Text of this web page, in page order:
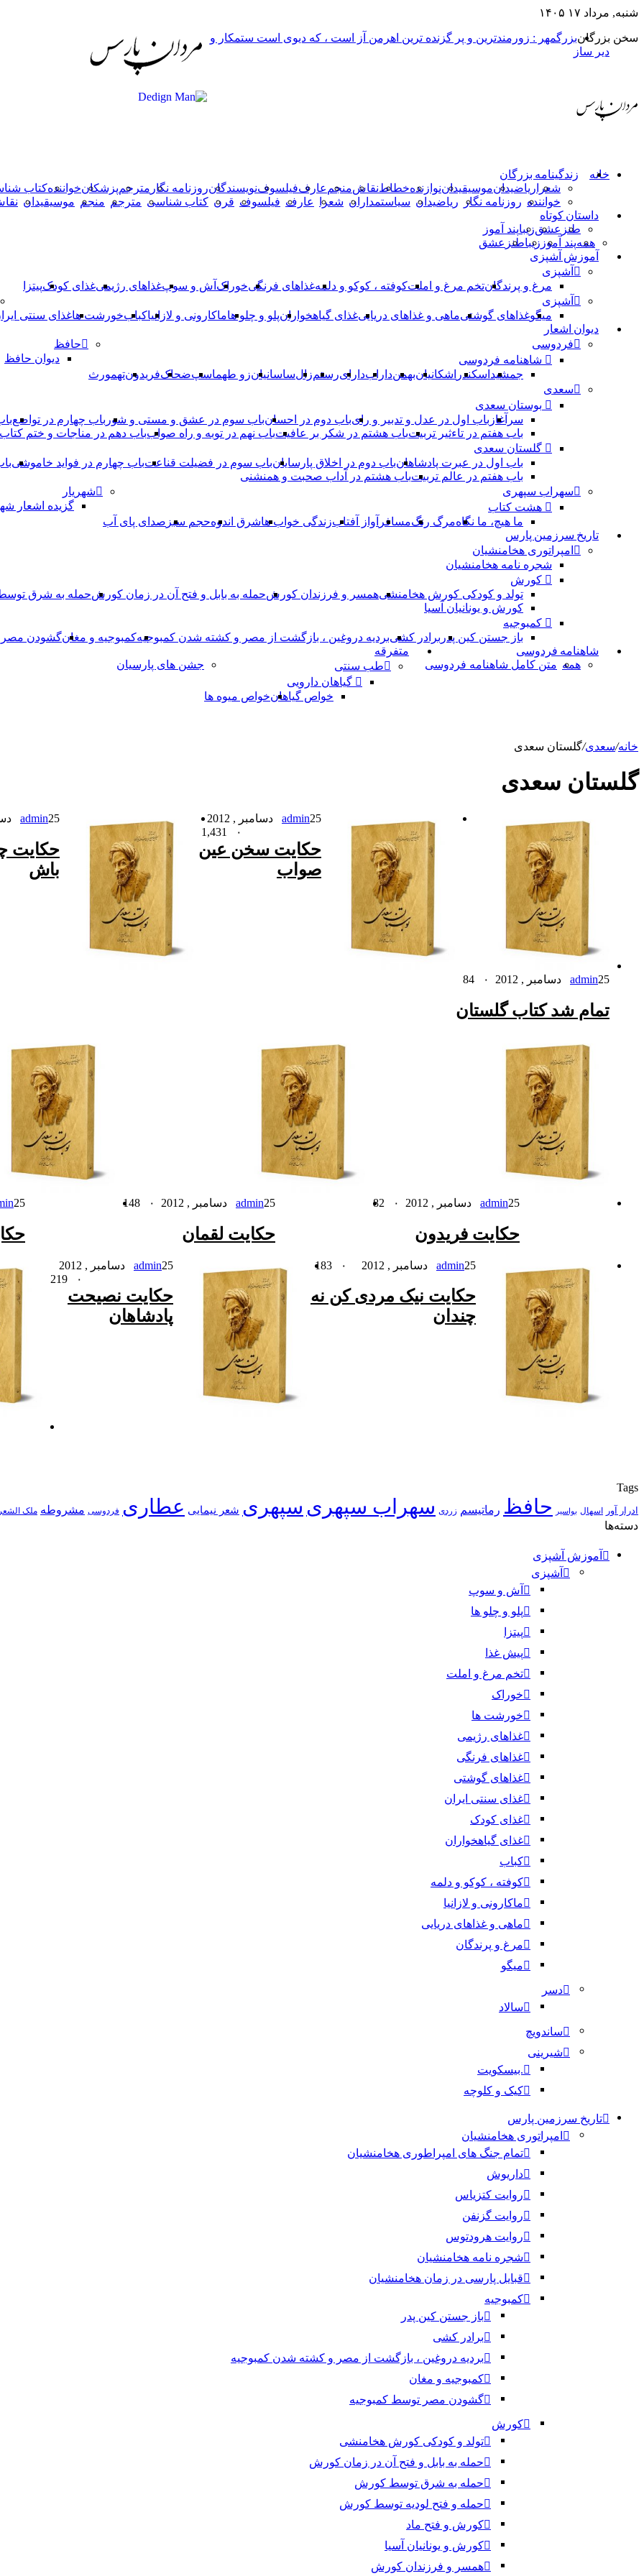
شنبه, مرداد ۱۷ ۱۴۰۵
سخن بزرگانبزرگمهر : زورمندترین و پر گزنده ترین اهرمن آز است ، که دیوی است ستمکار و
دیر ساز
خانه زندگینامه بزرگان
شعرا ریاضیدانموسیقیداننوازندهخطاطنقاشمنجم عارففیلسوفنویسندگانروزنامه نگار مترجمپزشکانخوانندهکتاب
خواننده روزنامه نگار ریاضیدان سیاستمداران شعرا عارف فیلسوف قرن کتاب شناسی مترجم منجم موسیقیدان
داستان کوتاه
طنز عشقزیباپند آموز
همهپند آموز زیباطنز عشق
آموزش آشپزی
آشپزی
مرغ و پرندگانتخم مرغ و املتکوفته ، کوکو و دلمهغذاهای فرنگیخوراک آش و سوپغذاهای رژیمیغذای کودکپیتزا
آشپزی
میگوغذاهای گوشتیماهی و غذاهای دریاییغذای گیاهخوارانپلو و چلو هاماکارونی و لازانیاکبابخورشت هاغذای سنتی
دیوان اشعار
فردوسی
شاهنامه فردوسی
جمشید اسکندر اشکانیانبهمندارابدارایرستمزالساسانیانزو طهماسپ‏ضحاکفریدونتهمورث
حافظ
دیوان حافظ
سعدی
بوستان سعدی
سرآغاز باب اول در عدل و تدبیر و رایباب دوم در احسانباب سوم در عشق و مستی و شور باب چهارم در تواضع
باب هفتم در تاءثیر تربیتباب هشتم در شکر بر عافیتباب نهم در توبه و راه صوابباب دهم در مناجات و ختم کتاب
گلستان سعدی
باب اول در عبرت پادشاهانباب دوم در اخلاق پارسایانباب سوم در فضیلت قناعتباب چهارم در فواید خاموشى
باب هفتم در عالم تربیتباب هشتم در آداب صحبت و همنشنى
سهراب سپهری
هشت کتاب
ما هیچ، ما نگاهمرگ رنگمسافر آواز آفتابزندگی خواب هاشرق اندوهحجم سبز صدای پای آب
شهریار
گزیده اشعار
تاریخ سرزمین پارس
امپراتوری هخامنشیان
شجره نامه هخامنشیان
کورش
تولد و کودکی کورش هخامنشیهمسر و فرزندان کورشحمله به بابل و فتح آن در زمان کورشحمله به شرق
کورش و یونانیان آسیا
کمبوجیه
باز جستن کین پدر برادر کشیبردیه دروغین ، بازگشت از مصر و کشته شدن کمبوجیهکمبوجیه و مغانگشودن مصر
شاهنامه فردوسی
همه متن کامل شاهنامه فردوسی
متفرقه
طب سنتی
گیاهان دارویی
خواص گیاهانخواص میوه ها
جشن های پارسیان
خانه/سعدی/گلستان سعدی
گلستان سعدی
admin25 دسامبر , 2012 ۰
تمام شد کتاب گلستان
admin25 دسامبر , 2012
۰
حکایت سخن عین
صواب
admin25 دسامبر , 2012
حکایت
باش
admin25 دسامبر , 2012 ۰
حکایت فریدون
admin25 دسامبر , 2012 ۰
حکایت لقمان
25 دسامبر , 2012
admin25 دسامبر , 2012 ۰
حکایت نیک مردى کن نه
چندان
admin25 دسامبر , 2012
۰
حکایت نصیحت
پادشاهان
Tags
ادرار آور اسهال بواسیر حافظ رماتیسم زردی سهراب سپهری سپهری شعر نیمایی عطاری فردوسی مشروطه ملک الشعرا
دسته‌ها
آموزش آشپزی
آشپزی
آش و سوپ
پلو و چلو ها
پیتزا
پیش غذا
تخم مرغ و املت
خوراک
خورشت ها
غذاهای رژیمی
غذاهای فرنگی
غذاهای گوشتی
غذای سنتی ایران
غذای کودک
غذای گیاهخواران
کباب
کوفته ، کوکو و دلمه
ماکارونی و لازانیا
ماهی و غذاهای دریایی
مرغ و پرندگان
میگو
دسر
سالاد
ساندویچ
شیرینی
.بیسکویت
کیک و کلوچه
تاریخ سرزمین پارس
امپراتوری هخامنشیان
تمام جنگ های امپراطوری هخامنشیان
داریوش
روایت کتزیاس
روایت گزنفن
روایت هرودتوس
شجره نامه هخامنشیان
قبایل پارسی در زمان هخامنشیان
کمبوجیه
باز جستن کین پدر
برادر کشی
بردیه دروغین ، بازگشت از مصر و کشته شدن کمبوجیه
کمبوجیه و مغان
گشودن مصر توسط کمبوجیه
کورش
تولد و کودکی کورش هخامنشی
حمله به بابل و فتح آن در زمان کورش
حمله به شرق توسط کورش
حمله و فتح لودیه توسط کورش
کورش و فتح ماد
کورش و یونانیان آسیا
همسر و فرزندان کورش